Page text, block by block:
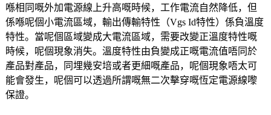
喺相同嘅外加電源線上升高嘅時候，工作電流自然降低，但
係喺呢個小電流區域，輸出傳輸特性（Vgs Id特性）係負溫度
特性。當呢個區域變成大電流區域，需要改變正溫度特性嘅
時候，呢個現象消失。溫度特性由負變成正嘅電流值唔同於
產品對產品，同埋幾安培或者更細嘅產品，呢個現象唔太可
能會發生，呢個可以透過所謂嘅無二次擊穿嘅恆定電源線嚟
保證。